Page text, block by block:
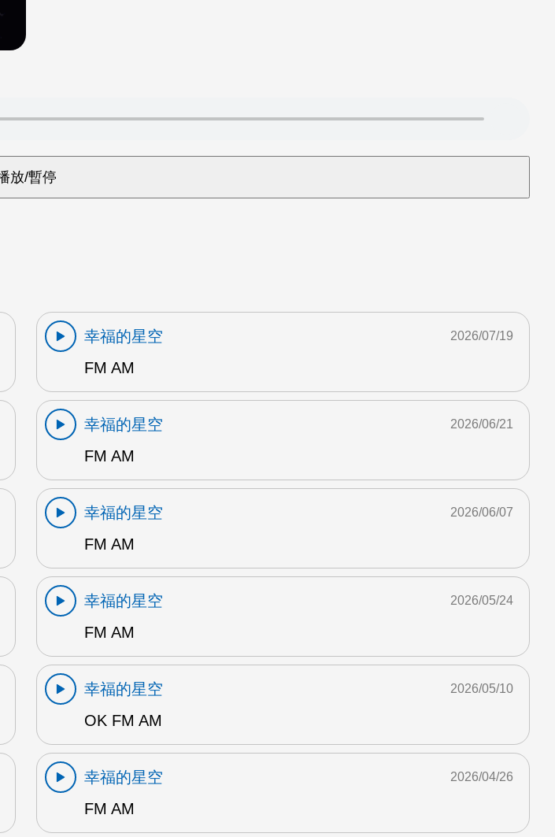
幸福的星空
FM AM
2026/07/19
幸福的星空
FM AM
2026/06/21
幸福的星空
FM AM
2026/06/07
幸福的星空
FM AM
2026/05/24
幸福的星空
OK FM AM
2026/05/10
幸福的星空
FM AM
2026/04/26